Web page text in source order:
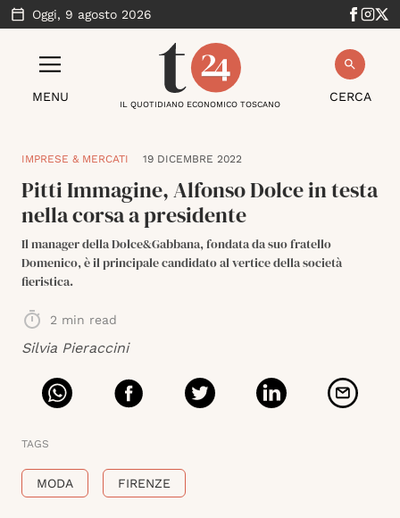
Oggi, 9 agosto 2026
MENU CERCA
IL QUOTIDIANO ECONOMICO TOSCANO
IMPRESE & MERCATI 19 DICEMBRE 2022
Pitti Immagine, Alfonso Dolce in testa
nella corsa a presidente
Il manager della Dolce&Gabbana, fondata da suo fratello
Domenico, è il principale candidato al vertice della società
fieristica.
2 min read
Silvia Pieraccini
TAGS
MODA FIRENZE